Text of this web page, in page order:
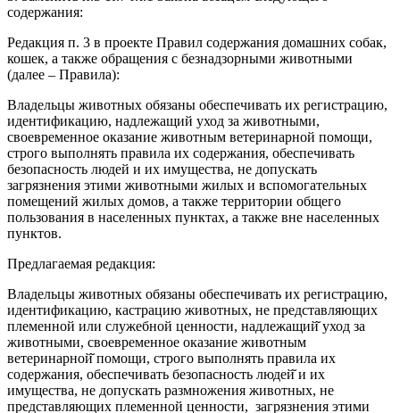
содержания:
Редакция п. 3 в проекте Правил содержания домашних собак,
кошек, а также обращения с безнадзорными животными
(далее – Правила):
Владельцы животных обязаны обеспечивать их регистрацию,
идентификацию, надлежащий уход за животными,
своевременное оказание животным ветеринарной помощи,
строго выполнять правила их содержания, обеспечивать
безопасность людей и их имущества, не допускать
загрязнения этими животными жилых и вспомогательных
помещений жилых домов, а также территории общего
пользования в населенных пунктах, а также вне населенных
пунктов.
Предлагаемая редакция:
Владельцы животных обязаны обеспечивать их регистрацию,
идентификацию, кастрацию животных, не представляющих
племенной или служебной ценности, надлежащий̆ уход за
животными, своевременное оказание животным
ветеринарной̆ помощи, строго выполнять правила их
содержания, обеспечивать безопасность людей̆ и их
имущества, не допускать размножения животных, не
представляющих племенной ценности, загрязнения этими